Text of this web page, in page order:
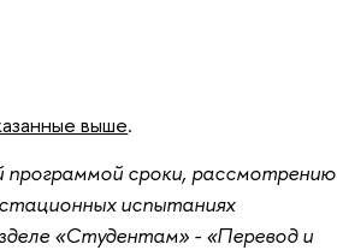
выше.
программой сроки, рассмотрению
испытаниях
«Студентам» - «Перевод и